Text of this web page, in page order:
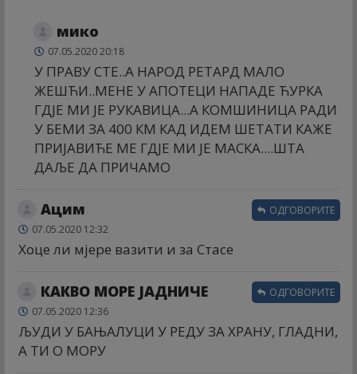
мико
07.05.2020 20:18
У ПРАВУ СТЕ..А НАРОД РЕТАРД МАЛО
ЖЕШЋИ..МЕНЕ У АПОТЕЦИ НАПАДЕ ЋУРКА
ГДЈЕ МИ ЈЕ РУКАВИЦА...А КОМШИНИЦА РАДИ
У БЕМИ ЗА 400 КМ КАД ИДЕМ ШЕТАТИ КАЖЕ
ПРИЈАВИЋЕ МЕ ГДЈЕ МИ ЈЕ МАСКА....ШТА
ДАЉЕ ДА ПРИЧАМО
Ацим
07.05.2020 12:32
Хоце ли мјере вазити и за Стасе
ОДГОВОРИТЕ
КАКВО МОРЕ ЈАДНИЧЕ
07.05.2020 12:36
ЉУДИ У БАЊАЛУЦИ У РЕДУ ЗА ХРАНУ, ГЛАДНИ,
А ТИ О МОРУ
ОДГОВОРИТЕ